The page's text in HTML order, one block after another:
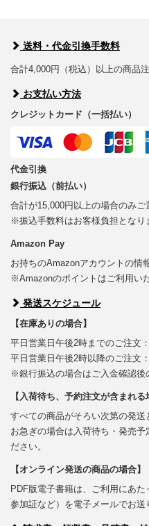
送料・代金引換手数料
合計4,000円（税込）以上の商品
お支払い方法
クレジットカード（一括払い）
代金引換
銀行振込（前払い）
合計が15,000円以上の場合のみご
※振込手数料はお客様負担となり
Amazon Pay
お持ちのAmazonアカウントの情
※Amazonのポイントはご利用い
発送スケジュール
【在庫ありの場合】
平日営業日午後2時までのご注文
平日営業日午後2時以降のご注文
※銀行振込の場合はご入金確認後
【入荷待ち、予約注文が含まれる
すべての商品がそろい次第の発送
お急ぎの場合は入荷待ち・発売予
ださい。
【オンライン発送の商品の場合】
PDF版電子書籍は、ご利用にあた
参加証など）を電子メールでお送